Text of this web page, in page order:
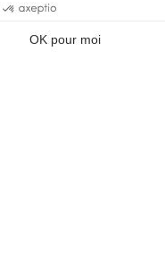
OK pour moi